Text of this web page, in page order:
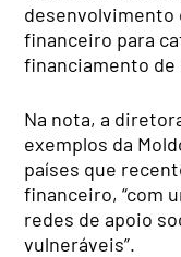
desenvolvimento
financeiro para
financiamento
Na nota, a
exemplos da
países que
financeiro, “com
redes de apoio
vulneráveis”.